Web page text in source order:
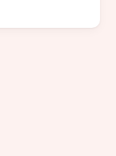
börja göra